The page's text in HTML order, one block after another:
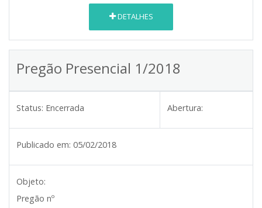
DETALHES
Pregão Presencial 1/2018
Status: Encerrada Abertura:
Publicado em: 05/02/2018
Objeto:
Pregão nº